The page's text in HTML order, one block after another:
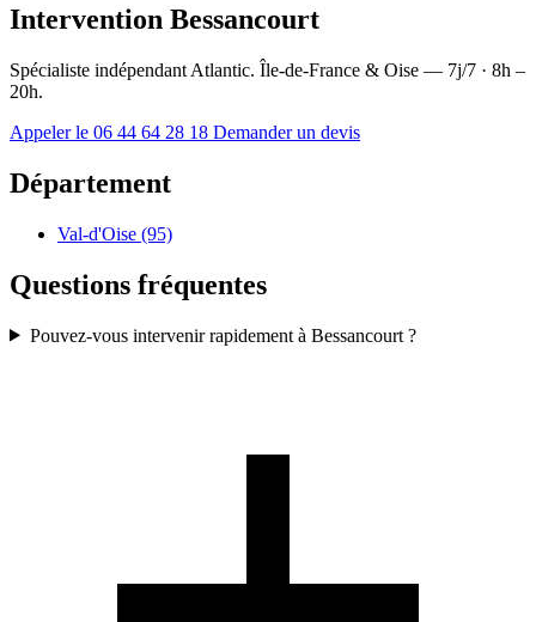
Intervention Bessancourt
Spécialiste indépendant Atlantic. Île-de-France & Oise — 7j/7 · 8h –
20h.
Appeler le 06 44 64 28 18 Demander un devis
Département
Val-d'Oise (95)
Questions fréquentes
Pouvez-vous intervenir rapidement à Bessancourt ?